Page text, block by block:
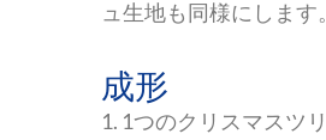
ュ生地も同様にします。
成形
1. 1つのクリスマスツ